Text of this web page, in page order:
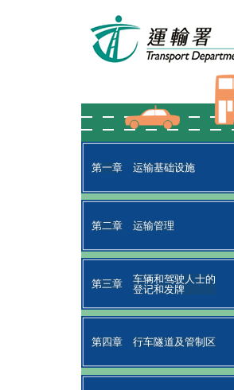
第一章 运输基础设施
第二章 运输管理
第三章
车辆和驾驶人士的
登记和发牌
第四章 行车隧道及管制区